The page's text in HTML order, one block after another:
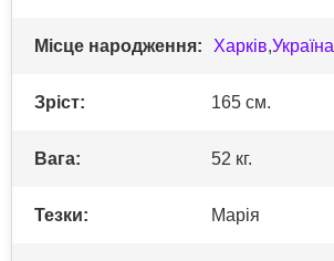
Місце народження: Харків,Україна
Зріст: 165 см.
Вага: 52 кг.
Тезки: Марія